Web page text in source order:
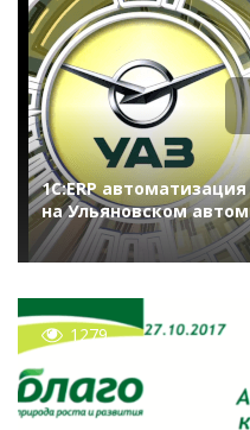
1С:ERP
на Ульяновском
1279